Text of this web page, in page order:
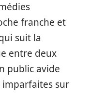
franche et
suit la
entre deux
public avide
imparfaites sur